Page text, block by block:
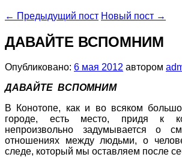
← Предыдущий пост Новый пост →
ДАВАЙТЕ ВСПОМНИМ
Опубликовано: 6 мая 2012 автором
ДАВАЙТЕ ВСПОМНИМ
В Конотопе, как и во всяком
городе, есть место, придя к
непроизвольно задумывается о
отношениях между людьми, о
следе, который мы оставляем после